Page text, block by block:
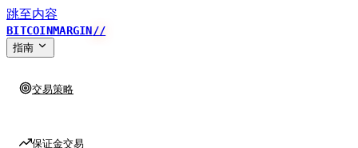
跳至内容
BITCOINMARGIN//
指南
交易策略
保证金交易